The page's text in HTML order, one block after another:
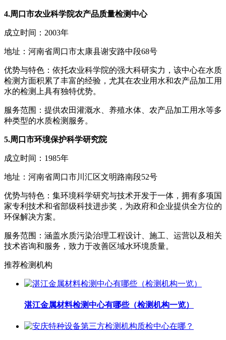
4.周口市农业科学院农产品质量检测中心
成立时间：2003年
地址：河南省周口市太康县谢安路中段68号
优势与特色：依托农业科学院的强大科研实力，该中心在水质
检测方面积累了丰富的经验，尤其在农业用水和农产品加工用
水的检测上具有独特优势。
服务范围：提供农田灌溉水、养殖水体、农产品加工用水等多
种类型的水质检测服务。
5.周口市环境保护科学研究院
成立时间：1985年
地址：河南省周口市川汇区文明路南段52号
优势与特色：集环境科学研究与技术开发于一体，拥有多项国
家专利技术和省部级科技进步奖，为政府和企业提供全方位的
环保解决方案。
服务范围：涵盖水质污染治理工程设计、施工、运营以及相关
技术咨询和服务，致力于改善区域水环境质量。
推荐检测机构
湛江金属材料检测中心有哪些（检测机构一览）